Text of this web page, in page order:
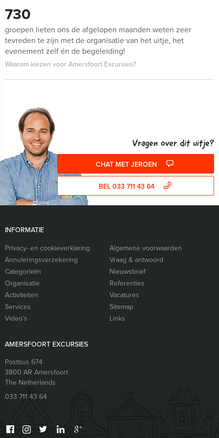
730
groepen lieten ons de afgelopen maanden weten zeer
tevreden te zijn met de organisatie van het uitje, het
evenement zelf én de begeleiding!
Waarom kiezen voor Amersfoort Excursies?
Vragen over dit uitje?
CHAT MET JEROEN
BEL 033 711 43 64
INFORMATIE
Privacy- en cookieverklaring
Algemene voorwaarden
Annuleringsverzekering
Vraag & antwoord
Categorieēn
Nieuwsbrief
Organisatie
Referenties
Activiteiten
Vacatures
Services
Sitemap
Video’s
Links
AMERSFOORT EXCURSIES
Postbus 674
3800 AR Amersfoort
The Netherlands
033 711 43 64